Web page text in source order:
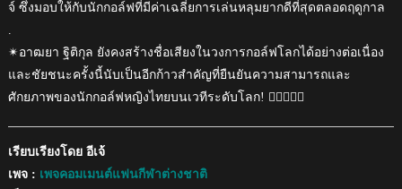
จ์ ซึ่งมอบให้กับนักกอล์ฟที่มีค่าเฉลี่ยการเล่นหลุมยากดีที่สุดตลอดฤดูกาล
.
✴อาฒยา ฐิติกุล ยังคงสร้างชื่อเสียงในวงการกอล์ฟโลกได้อย่างต่อเนื่อง
และชัยชนะครั้งนี้นับเป็นอีกก้าวสำคัญที่ยืนยันความสามารถและ
ศักยภาพของนักกอล์ฟหญิงไทยบนเวทีระดับโลก! 🏌️‍♀️⛳️🇹🇭
เรียบเรียงโดย อีเจ้
เพจ : เพจคอมเมนต์แฟนกีฬาต่างชาติ